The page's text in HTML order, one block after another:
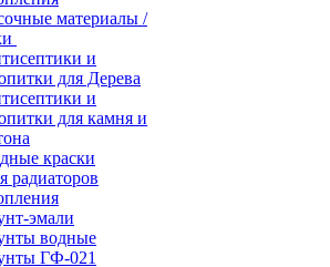
материалы /
и
для Дерева
и
для камня и
краски
радиаторов
эмали
водные
ГФ-021